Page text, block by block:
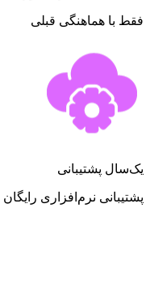
فقط با هماهنگی قبلی
یک‌سال پشتیبانی
پشتیبانی نرم‌افزاری رایگان